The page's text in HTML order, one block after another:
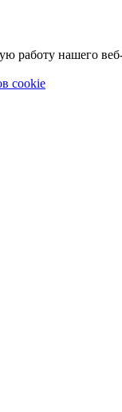
нашего
cookie